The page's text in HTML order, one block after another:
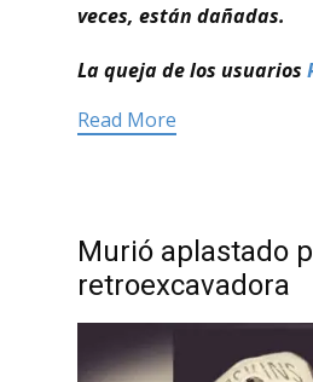
veces, están dañadas.
La queja de los usuarios
Read More
Murió aplastado
retroexcavadora